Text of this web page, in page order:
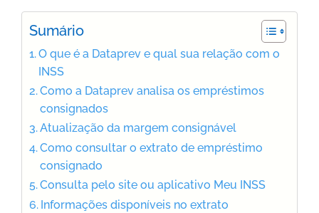
Sumário
O que é a Dataprev e qual sua relação com o
INSS
Como a Dataprev analisa os empréstimos
consignados
Atualização da margem consignável
Como consultar o extrato de empréstimo
consignado
Consulta pelo site ou aplicativo Meu INSS
Informações disponíveis no extrato